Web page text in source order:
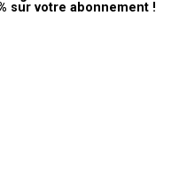
sur votre abonnement !